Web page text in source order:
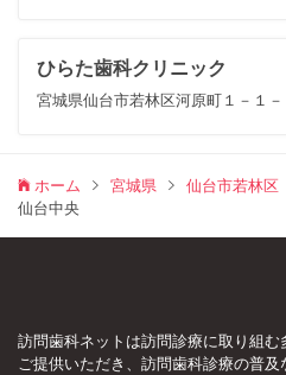
ひらた歯科クリニック
宮城県仙台市若林区河原町１－１
ホーム 宮城県 仙台市若林区
仙台中央
訪問歯科ネットは訪問診療に取り組
ご提供いただき、訪問歯科診療の普及